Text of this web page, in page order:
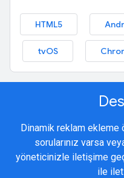
HTML5
tvOS
Dinamik reklam ekleme
sorularınız varsa
yöneticinizle iletişime
ile